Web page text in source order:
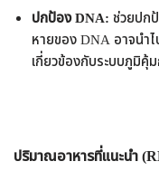
ปกป้อง DNA: ช่วยปก
หายของ DNA อาจนำไ
เกี่ยวข้องกับระบบภูมิคุ้
ปริมาณอาหารที่แนะนำ